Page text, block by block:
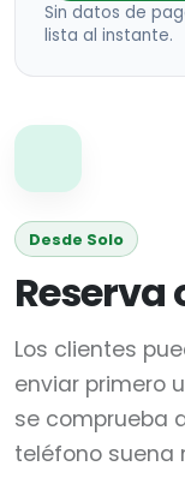
Sin datos de
lista al instante.
Desde Solo
Reserva
Los clientes
enviar primero
se comprueba
teléfono suena